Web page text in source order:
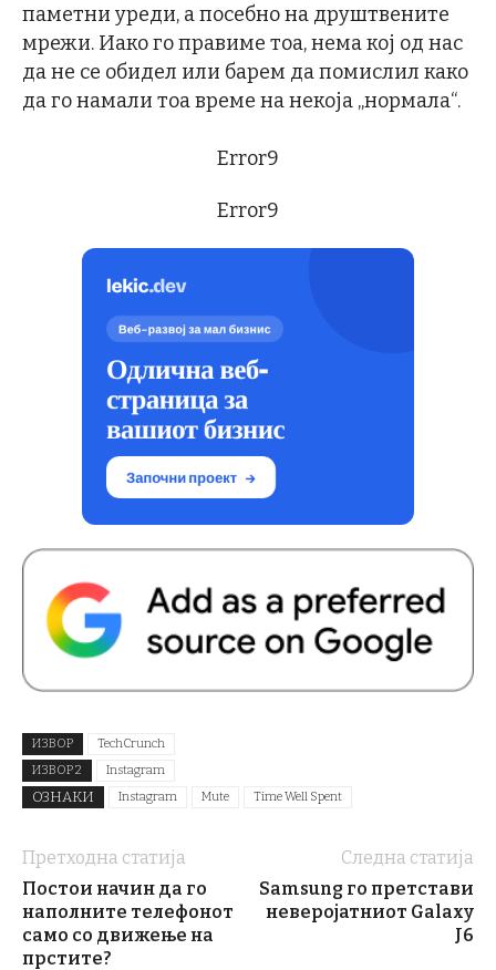
паметни уреди, а посебно на друштвените
мрежи. Иако го правиме тоа, нема кој од нас
да не се обидел или барем да помислил како
да го намали тоа време на некоја „нормала“.
Error9
Error9
ИЗВОР
TechCrunch
ИЗВОР 2
Instagram
ОЗНАКИ Instagram Mute Time Well Spent
Претходна статија
Постои начин да го
наполните телефонот
само со движење на
прстите?
Следна статија
Samsung го претстави
неверојатниот Galaxy
Ј6